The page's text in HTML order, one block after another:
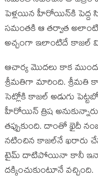
పెళ్లయిన హీరోయిన్‍కి పెద్ద
సమంతకి ఆ తర్వాత అలాంటి
అచ్చంగా ఇలాంటిదే
ఆచార్య మొదలు కాక
శ్రీమతిగా మారింది.
సెట్లోకి కాజల్‍ అడుగు
హీరోయిన్‍ త్రిష
తప్పుకుంది. దాంతో ఖైదీ
నటించిన కాజల్‍నే ఖరారు
టైమ్‍ దాటిపోయినా కానీ
దక్కించుకుంటూనే వచ్చింది.